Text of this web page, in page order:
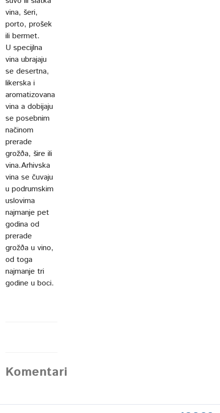
vina, šeri,
porto, prošek
ili bermet.
U specijlna
vina ubrajaju
se desertna,
likerska i
aromatizovana
vina a dobijaju
se posebnim
načinom
prerade
grožða, šire ili
vina.Arhivska
vina se čuvaju
u podrumskim
uslovima
najmanje pet
godina od
prerade
grožða u vino,
od toga
najmanje tri
godine u boci.
Komentari